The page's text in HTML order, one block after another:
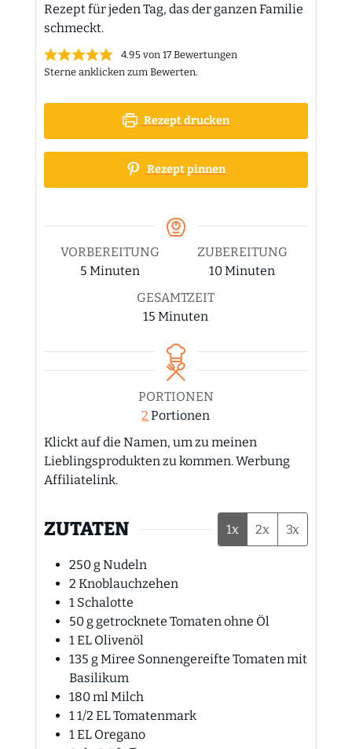
Rezept für jeden Tag, das der ganzen Familie
schmeckt.
4.95von 17Bewertungen
Sterne anklicken zum Bewerten.
Rezept drucken
Rezept pinnen
VORBEREITUNG
5Minuten
Minuten
ZUBEREITUNG
10Minuten
Minuten
GESAMTZEIT
15 Minuten
Minuten
PORTIONEN
2 Portionen
Klickt auf die Namen, um zu meinen
Lieblingsprodukten zu kommen. Werbung
Affiliatelink.
ZUTATEN 1x 2x 3x
250gNudeln
2 Knoblauchzehen
1 Schalotte
50ggetrocknete Tomaten ohne Öl
1 EL Olivenöl
135 gMiree Sonnengereifte Tomaten mit
Basilikum
180ml Milch
1 1/2 ELTomatenmark
1 EL Oregano